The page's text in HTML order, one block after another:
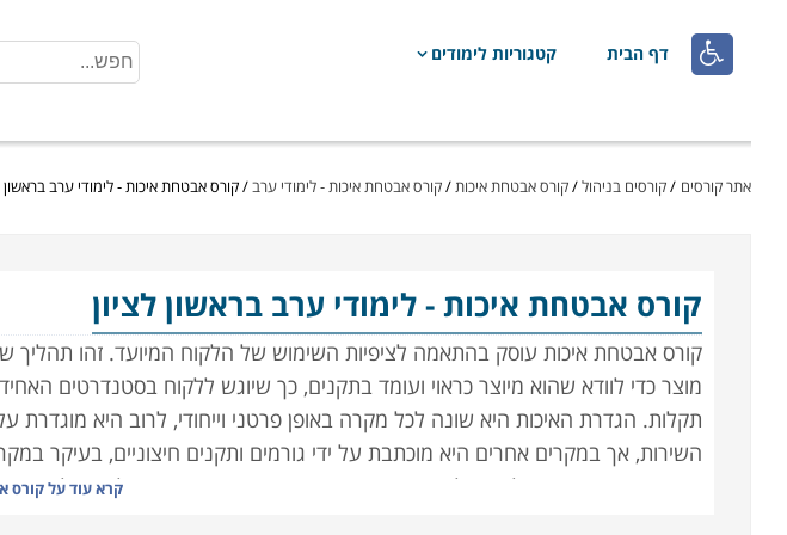
 דף הבית קטגוריות לימודים
אתר קורסים /קורסים בניהול/קורס אבטחת איכות/קורס אבטחת איכות - לימודי ערב/קורס אבטחת איכות - לימודי ערב בראשון
קורס אבטחת איכות- לימודי ערב בראשון לציון
קורס אבטחת איכות עוסק בהתאמה לציפיות השימוש של הלקוח המיועד. זהו תהליך
מוצר כדי לוודא שהוא מיוצר כראוי ועומד בתקנים, כך שיוגש ללקוח בסטנדרטים
תקלות. הגדרת האיכות היא שונה לכל מקרה באופן פרטני וייחודי, לרוב היא מוגדרת
השירות, אך במקרים אחרים היא מוכתבת על ידי גורמים ותקנים חיצוניים, בעיקר
קריטית; מי שירכוש חולצה שלא תשרוד כביסה ראשונה יפסיד כמה שקלים ואולי את
קרא עוד עלקורס